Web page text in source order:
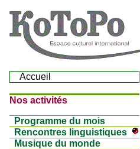
Accueil
Nos activités
Programme du mois
Rencontres linguistiques
Musique du monde